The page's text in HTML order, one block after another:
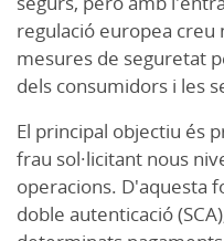
regulació europea
mesures de seguretat
dels consumidors i les
El principal objectiu és
frau sol·licitant nous
operacions. D'aquesta
doble autenticació